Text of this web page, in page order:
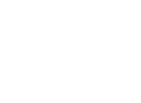
condicións da
que aparece na imaxe: